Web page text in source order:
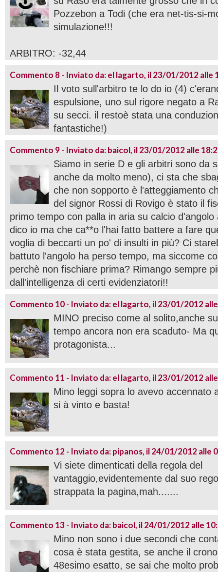
Pozzebon a Todi (che era net-tis-si-
simulazione!!!
ARBITRO: -32,44
Commento 8 - Inviato da: el lagarto, il 23/01/2012 alle
Il voto sull'arbitro te lo do io (4)
espulsione, uno sul rigore negato a
su secci. il restoè stata una
fantastiche!)
Commento 9 - Inviato da: baicol, il 23/01/2012 alle
Siamo in serie D e gli arbitri sono da
anche da molto meno), ci sta che
che non sopporto è l'atteggiamento
del signor Rossi di Rovigo è stato il
primo tempo con palla in aria su calcio
dico io ma che ca**o l'hai fatto battere a fare
voglia di beccarti un po' di insulti in più? Ci
battuto l'angolo ha perso tempo, ma siccome
perchè non fischiare prima? Rimango sempre
dall'intelligenza di certi evidenziatori!!
Commento 10 - Inviato da: el lagarto, il 23/01/2012
MINO preciso come al solito,anche
tempo ancora non era scaduto- Ma
protagonista...
Commento 11 - Inviato da: el lagarto, il 23/01/2012
Mino leggi sopra lo avevo accennato
si à vinto e basta!
Commento 12 - Inviato da: pipanos, il 24/01/2012 alle
Vi siete dimenticati della regola del
vantaggio,evidentemente dal suo
strappata la pagina,mah.......
Commento 13 - Inviato da: baicol, il 24/01/2012 alle
Mino non sono i due secondi che
cosa è stata gestita, se anche il
48esimo esatto, se sai che molto